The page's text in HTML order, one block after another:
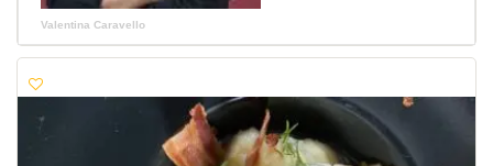
Valentina Caravello